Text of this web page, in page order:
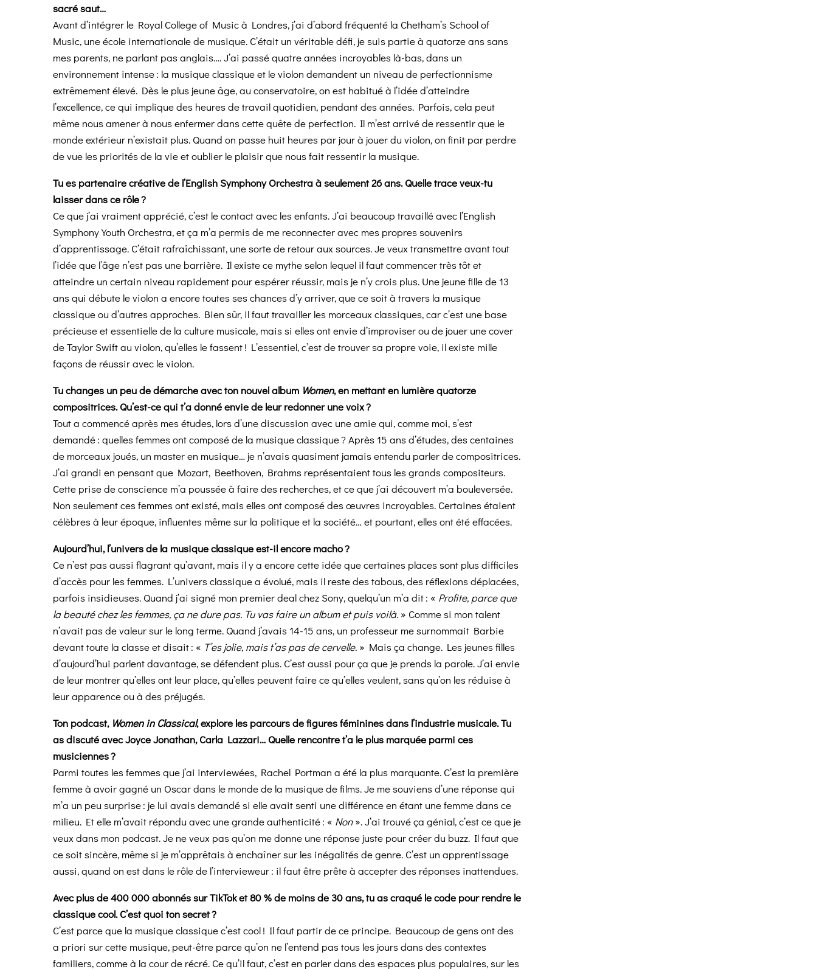
sacré saut…
Avant d’intégrer le Royal College of Music à Londres, j’ai d’abord fréquenté la Chetham’s School of
Music, une école internationale de musique. C’était un véritable défi, je suis partie à quatorze ans sans
mes parents, ne parlant pas anglais…. J’ai passé quatre années incroyables là-bas, dans un
environnement intense : la musique classique et le violon demandent un niveau de perfectionnisme
extrêmement élevé. Dès le plus jeune âge, au conservatoire, on est habitué à l’idée d’atteindre
l’excellence, ce qui implique des heures de travail quotidien, pendant des années. Parfois, cela peut
même nous amener à nous enfermer dans cette quête de perfection. Il m’est arrivé de ressentir que le
monde extérieur n’existait plus. Quand on passe huit heures par jour à jouer du violon, on finit par perdre
de vue les priorités de la vie et oublier le plaisir que nous fait ressentir la musique.
Tu es partenaire créative de l’English Symphony Orchestra à seulement 26 ans. Quelle trace veux-tu
laisser dans ce rôle ?
Ce que j’ai vraiment apprécié, c’est le contact avec les enfants. J’ai beaucoup travaillé avec l’English
Symphony Youth Orchestra, et ça m’a permis de me reconnecter avec mes propres souvenirs
d’apprentissage. C’était rafraîchissant, une sorte de retour aux sources. Je veux transmettre avant tout
l’idée que l’âge n’est pas une barrière. Il existe ce mythe selon lequel il faut commencer très tôt et
atteindre un certain niveau rapidement pour espérer réussir, mais je n’y crois plus. Une jeune fille de 13
ans qui débute le violon a encore toutes ses chances d’y arriver, que ce soit à travers la musique
classique ou d’autres approches. Bien sûr, il faut travailler les morceaux classiques, car c’est une base
précieuse et essentielle de la culture musicale, mais si elles ont envie d’improviser ou de jouer une cover
de Taylor Swift au violon, qu’elles le fassent ! L’essentiel, c’est de trouver sa propre voie, il existe mille
façons de réussir avec le violon.
Tu changes un peu de démarche avec ton nouvel album Women, en mettant en lumière quatorze
compositrices. Qu’est-ce qui t’a donné envie de leur redonner une voix ?
Tout a commencé après mes études, lors d’une discussion avec une amie qui, comme moi, s’est
demandé : quelles femmes ont composé de la musique classique ? Après 15 ans d’études, des centaines
de morceaux joués, un master en musique… je n’avais quasiment jamais entendu parler de compositrices.
J’ai grandi en pensant que Mozart, Beethoven, Brahms représentaient tous les grands compositeurs.
Cette prise de conscience m’a poussée à faire des recherches, et ce que j’ai découvert m’a bouleversée.
Non seulement ces femmes ont existé, mais elles ont composé des œuvres incroyables. Certaines étaient
célèbres à leur époque, influentes même sur la politique et la société… et pourtant, elles ont été effacées.
Aujourd’hui, l’univers de la musique classique est-il encore macho ?
Ce n’est pas aussi flagrant qu’avant, mais il y a encore cette idée que certaines places sont plus difficiles
d’accès pour les femmes. L’univers classique a évolué, mais il reste des tabous, des réflexions déplacées,
parfois insidieuses. Quand j’ai signé mon premier deal chez Sony, quelqu’un m’a dit : « Profite, parce que
la beauté chez les femmes, ça ne dure pas. Tu vas faire un album et puis voilà. » Comme si mon talent
n’avait pas de valeur sur le long terme. Quand j’avais 14-15 ans, un professeur me surnommait Barbie
devant toute la classe et disait : « T’es jolie, mais t’as pas de cervelle. » Mais ça change. Les jeunes filles
d’aujourd’hui parlent davantage, se défendent plus. C’est aussi pour ça que je prends la parole. J’ai envie
de leur montrer qu’elles ont leur place, qu’elles peuvent faire ce qu’elles veulent, sans qu’on les réduise à
leur apparence ou à des préjugés.
Ton podcast, Women in Classical, explore les parcours de figures féminines dans l’industrie musicale. Tu
as discuté avec Joyce Jonathan, Carla Lazzari… Quelle rencontre t’a le plus marquée parmi ces
musiciennes ?
Parmi toutes les femmes que j’ai interviewées, Rachel Portman a été la plus marquante. C’est la première
femme à avoir gagné un Oscar dans le monde de la musique de films. Je me souviens d’une réponse qui
m’a un peu surprise : je lui avais demandé si elle avait senti une différence en étant une femme dans ce
milieu. Et elle m’avait répondu avec une grande authenticité : « Non». J’ai trouvé ça génial, c’est ce que je
veux dans mon podcast. Je ne veux pas qu’on me donne une réponse juste pour créer du buzz. Il faut que
ce soit sincère, même si je m’apprêtais à enchaîner sur les inégalités de genre. C’est un apprentissage
aussi, quand on est dans le rôle de l’intervieweur : il faut être prête à accepter des réponses inattendues.
Avec plus de 400 000 abonnés sur TikTok et 80 % de moins de 30 ans, tu as craqué le code pour rendre le
classique cool. C’est quoi ton secret ?
C’est parce que la musique classique c’est cool ! Il faut partir de ce principe. Beaucoup de gens ont des
a priori sur cette musique, peut-être parce qu’on ne l’entend pas tous les jours dans des contextes
familiers, comme à la cour de récré. Ce qu’il faut, c’est en parler dans des espaces plus populaires, sur les